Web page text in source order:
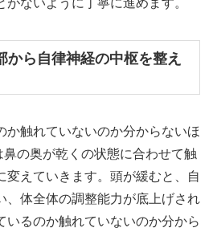
ないように丁寧に進めます。
ら自律神経の中枢を整え
か触れていないのか分からないほ
の奥が乾くの状態に合わせて触
変えていきます。頭が緩むと、自
、体全体の調整能力が底上げされ
いるのか触れていないのか分から